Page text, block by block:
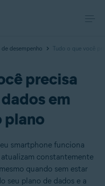
de desempenho Tudo o que você
precisa
em
plano
smartphone funciona
constantemente
quando sem estar
seu plano de dados e a